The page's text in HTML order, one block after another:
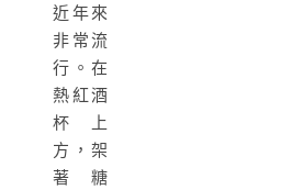
近年來
非常流
行。在
熱紅酒
杯上
方，架
著糖